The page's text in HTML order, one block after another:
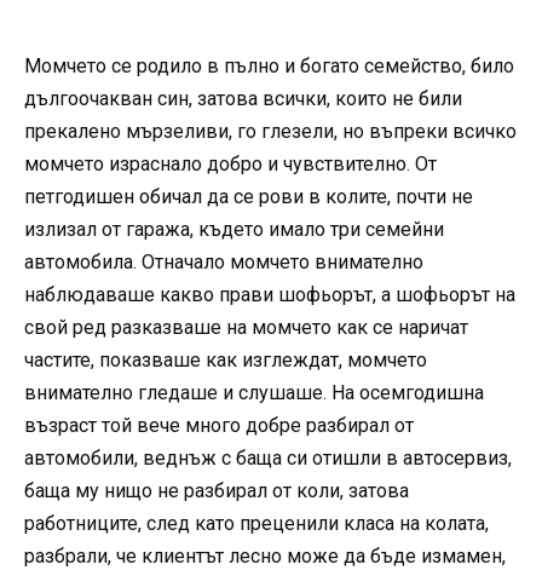
Момчето се родило в пълно и богато семейство, било
дългоочакван син, затова всички, които не били
прекалено мързеливи, го глезели, но въпреки всичко
момчето израснало добро и чувствително. От
петгодишен обичал да се рови в колите, почти не
излизал от гаража, където имало три семейни
автомобила. Отначало момчето внимателно
наблюдаваше какво прави шофьорът, а шофьорът на
свой ред разказваше на момчето как се наричат
частите, показваше как изглеждат, момчето
внимателно гледаше и слушаше. На осемгодишна
възраст той вече много добре разбирал от
автомобили, веднъж с баща си отишли в автосервиз,
баща му нищо не разбирал от коли, затова
работниците, след като преценили класа на колата,
разбрали, че клиентът лесно може да бъде измамен,